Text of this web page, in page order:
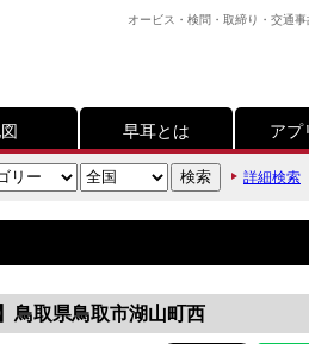
オービス・検問・取締り・交通
早耳とは アプ
詳細検索
鳥取県鳥取市湖山町西